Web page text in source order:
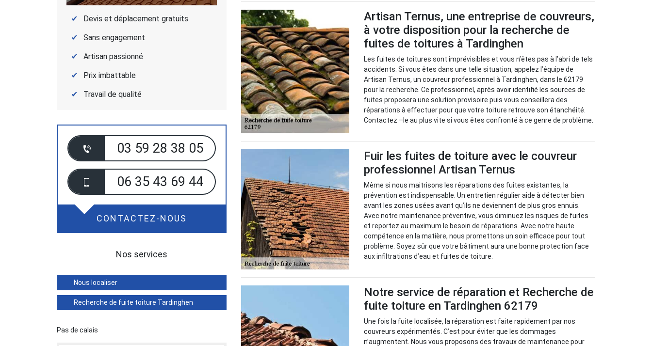
Devis et déplacement gratuits
Sans engagement
Artisan passionné
Prix imbattable
Travail de qualité
03 59 28 38 05
06 35 43 69 44
CONTACTEZ-NOUS
Nos services
Nous localiser
Recherche de fuite toiture Tardinghen
Pas de calais
Artisan Ternus, une entreprise de couvreurs,
à votre disposition pour la recherche de
fuites de toitures à Tardinghen
Les fuites de toitures sont imprévisibles et vous n’êtes pas à l’abri de tels
accidents. Si vous êtes dans une telle situation, appelez l’équipe de
Artisan Ternus, un couvreur professionnel à Tardinghen, dans le 62179
pour la recherche. Ce professionnel, après avoir identifié les sources de
fuites proposera une solution provisoire puis vous conseillera des
réparations à effectuer pour que votre toiture retrouve son étanchéité.
Contactez –le au plus vite si vous êtes confronté à ce genre de problème.
Fuir les fuites de toiture avec le couvreur
professionnel Artisan Ternus
Même si nous maitrisons les réparations des fuites existantes, la
prévention est indispensable. Un entretien régulier aide à détecter bien
avant les zones usées avant qu’ils ne deviennent de plus gros ennuis.
Avec notre maintenance préventive, vous diminuez les risques de fuites
et reportez au maximum le besoin de réparations. Avec notre haute
compétence en la matière, nous promettons un soin efficace pour tout
problème. Soyez sûr que votre bâtiment aura une bonne protection face
aux infiltrations d’eau et fuites de toiture.
Notre service de réparation et Recherche de
fuite toiture en Tardinghen 62179
Une fois la fuite localisée, la réparation est faite rapidement par nos
couvreurs expérimentés. C’est pour éviter que les dommages
n’augmentent. Nous vous proposons des travaux de maintenance pour